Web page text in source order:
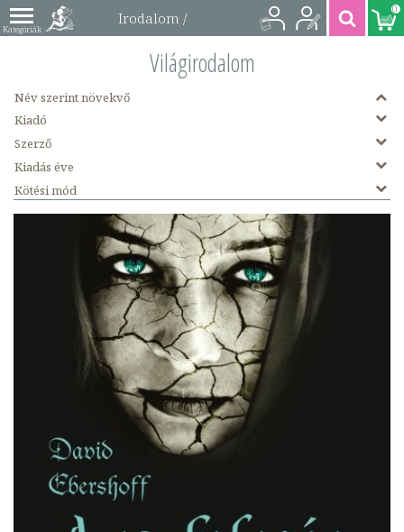
Irodalom /
Világirodalom
könyvek
0
Világirodalom
Név szerint növekvő
Kiadó
Szerző
Kiadás éve
Kötési mód